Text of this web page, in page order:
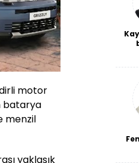
motor
batarya
menzil
yaklaşık